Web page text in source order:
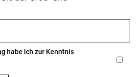
habe ich zur Kenntnis